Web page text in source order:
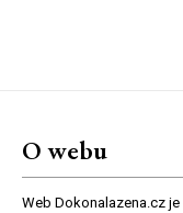
O webu
Web Dokonalazena.cz je